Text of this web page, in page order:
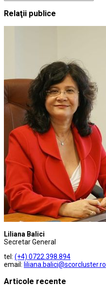
Relaţii publice
Liliana Balici
Secretar General
tel: (+4) 0722.398.894
email: liliana.balici@scorcluster.ro
Articole recente